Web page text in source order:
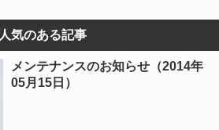
人気のある記事
メンテナンスのお知らせ（2014年
05月15日）